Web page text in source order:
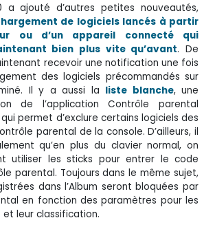
a ajouté d’autres petites nouveautés,
de logiciels lancés à partir
ou d’un appareil connecté qui
bien plus vite qu’avant. De
recevoir une notification une fois
des logiciels précommandés sur
Il y a aussi la liste blanche, une
de l’application Contrôle parental
permet d’exclure certains logiciels des
parental de la console. D’ailleurs, il
qu’en plus du clavier normal, on
utiliser les sticks pour entrer le code
parental. Toujours dans le même sujet,
dans l’Album seront bloquées par
en fonction des paramètres pour les
et leur classification.